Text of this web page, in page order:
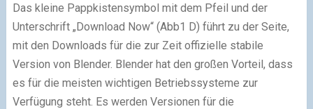
Das kleine Pappkistensymbol mit dem Pfeil und der
Unterschrift „Download Now“ (Abb1 D) führt zu der Seite,
mit den Downloads für die zur Zeit offizielle stabile
Version von Blender. Blender hat den großen Vorteil, dass
es für die meisten wichtigen Betriebssysteme zur
Verfügung steht. Es werden Versionen für die